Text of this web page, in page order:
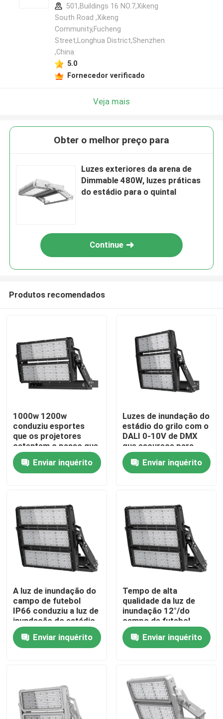
Lar
Produtos
SOBRE E.U.
Excursão da fábrica
Controle da qualidade
Peça umas citações
Luzes da corte do esporte do diodo emissor de luz
LUZ DO ESTÁDIO DO DIODO EMISSOR DE LUZ
Luz de inundação exterior do diodo emissor de luz
501,Buildings 16 NO.7,Xikeng
South Road ,Xikeng
Community,Fucheng
Street,Longhua District,Shenzhen
,China
5.0
Fornecedor verificado
Veja mais
Obter o melhor preço para
Luzes exteriores da arena de
Dimmable 480W, luzes práticas
do estádio para o quintal
Continue
Produtos recomendados
1000w 1200w
conduziu esportes
que os projetores
ostentam o passo que
ilumina as luzes de
inundação conduzidas
a rendimento elevado
Enviar inquérito
Luzes de inundação do
estádio do grilo com o
DALI 0-10V de DMX
que escurece para
grandes estádios
Enviar inquérito
A luz de inundação do
campo de futebol
IP66 conduziu a luz de
inundação do estádio
com Ra>70/80/90
Enviar inquérito
Tempo de alta
qualidade da luz de
inundação 12°/do
campo de futebol
IP66
16°/30°/60°/25x130°/
até 000hours
Enviar inquérito